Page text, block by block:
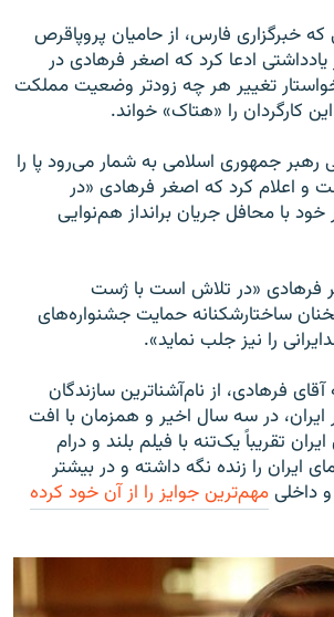
خبرگزاری فارس، از حامیان پروپاقرص
ادعا کرد که اصغر فرهادی در
تغییر هر چه زودتر وضعیت مملکت
کارگردان را «هتاک» خواند.
رهبر جمهوری اسلامی به شمار می‌رود پا را
و اعلام کرد که اصغر فرهادی «در
با محافل جریان برانداز هم‌نوایی
فرهادی «در تلاش است با ژست
ساختارشكنانه حمايت جشنواره‌های
را نيز جلب نمايد».
فرهادی، از نام‌آشنا‌ترین سازندگان
ایران، در سه سال اخیر و همزمان با افت
تقریباً یک‌تنه با فیلم بلند و درام
ایران را زنده نگه داشته و در بیشتر
داخلیمهم‌ترین جوایز را از آن خود کرده